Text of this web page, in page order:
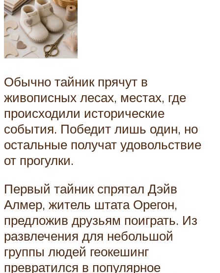
Обычно тайник прячут в
живописных лесах, местах, где
происходили исторические
события. Победит лишь один, но
остальные получат удовольствие
от прогулки.
Первый тайник спрятал Дэйв
Алмер, житель штата Орегон,
предложив друзьям поиграть. Из
развлечения для небольшой
группы людей геокешинг
превратился в популярное